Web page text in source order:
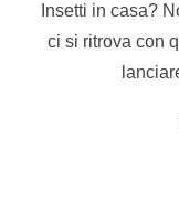
Insetti in casa?
ci si ritrova con